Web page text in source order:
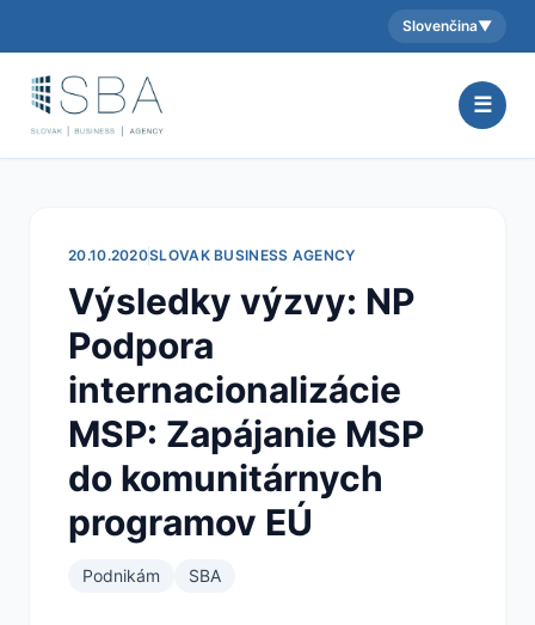
Aktuálny jazyk:
Slovenčina▼
☰
20.10.2020SLOVAK BUSINESS AGENCY
Výsledky výzvy: NP
Podpora
internacionalizácie
MSP: Zapájanie MSP
do komunitárnych
programov EÚ
Podnikám SBA